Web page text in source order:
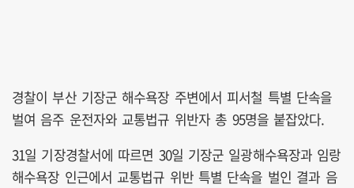
경찰이 부산 기장군 해수욕장 주변에서 피서철 특별 단속을
벌여 음주 운전자와 교통법규 위반자 총 95명을 붙잡았다.
31일 기장경찰서에 따르면 30일 기장군 일광해수욕장과 임랑
해수욕장 인근에서 교통법규 위반 특별 단속을 벌인 결과 음